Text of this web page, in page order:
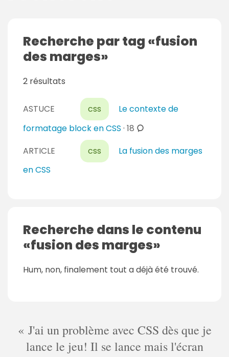
Recherche par tag
fusion
des marges
2 résultats
ASTUCE css
Le contexte de
formatage block en CSS · 18 c
m
r
e
s
ARTICLE css
La fusion des marges
en CSS
Recherche dans le contenu
fusion des marges
Hum, non, finalement tout a déjà été trouvé.
J'ai un problème avec CSS dès que je
lance le jeu! Il se lance mais l'écran